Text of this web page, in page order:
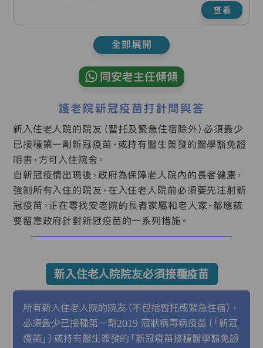
查看
全部展開
同安老主任傾傾
護老院新冠疫苗打針問與答
新入住老人院的院友（暫托及緊急住宿除外）必須最少
已接種第一劑新冠疫苗，或持有醫生簽發的醫學豁免證
明書，方可入住院舍。
自新冠疫情出現後，政府為保障老人院內的長者健康，
強制所有入住的院友，在入住老人院前必須要先注射新
冠疫苗。正在尋找安老院的長者家屬和老人家，都應該
要留意政府針對新冠疫苗的一系列措施。
新入住老人院院友必須接種疫苗
所有新入住老人院的院友（不包括暫托或緊急住宿），
必須最少已接種第一劑2019 冠狀病毒病疫苗（「新冠
疫苗」）或持有醫生簽發的「新冠疫苗接種醫學豁免證